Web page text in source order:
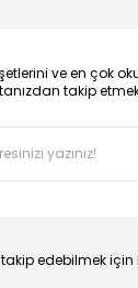
ve en çok
takip
edebilmek için